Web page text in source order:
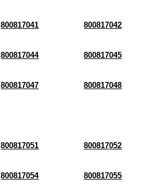
800817041 800817042
800817044 800817045
800817047 800817048
800817051 800817052
800817054 800817055